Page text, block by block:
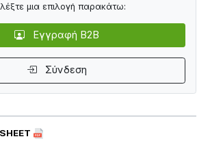
μια επιλογή παρακάτω:
Εγγραφή B2B
Σύνδεση